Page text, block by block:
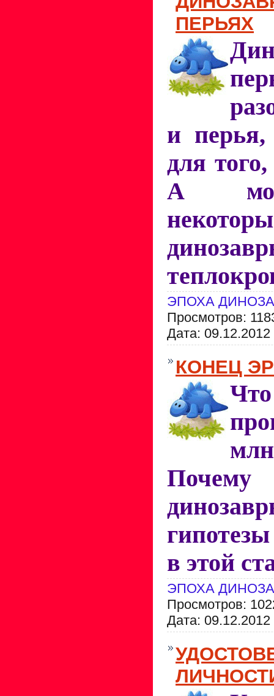
ПЕРЬЯХ
и
для
А
ЭПОХА
Просмотров:
Дата: 09.12.2012
КОНЕЦ
в этой
ЭПОХА
Просмотров:
Дата: 09.12.2012